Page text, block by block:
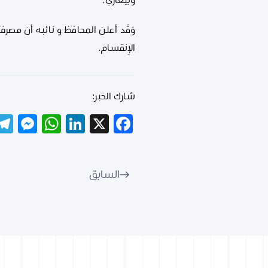
وَقَد أعلن المحافظ و نائبه أن
الإِنقسام.
شارك الخبر:
Facebook
X
السابق